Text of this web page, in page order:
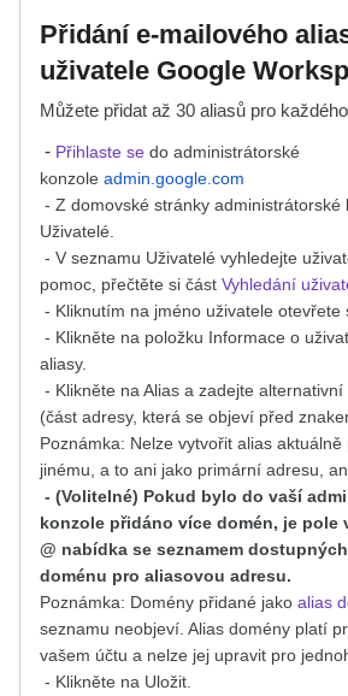
Přidání e-mailového
uživatele Google
Můžete přidat až 30 aliasů pro
- Přihlaste se do administrátorské
konzole admin.google.com
- Z domovské stránky administrátorské
Uživatelé.
- V seznamu Uživatelé vyhledejte
pomoc, přečtěte si část Vyhledání
- Kliknutím na jméno uživatele otevřete
- Klikněte na položku Informace o
aliasy.
- Klikněte na Alias a zadejte
(část adresy, která se objeví před
Poznámka: Nelze vytvořit alias
jinému, a to ani jako primární adresu,
- (Volitelné) Pokud bylo do vaší
konzole přidáno více domén, je pole
@ nabídka se seznamem
doménu pro aliasovou adresu.
Poznámka: Domény přidané jako alias
seznamu neobjeví. Alias domény platí
vašem účtu a nelze jej upravit pro
- Klikněte na Uložit.